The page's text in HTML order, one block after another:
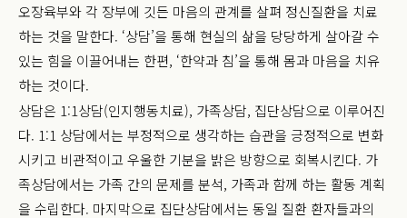
오장육부와 각 장부에 깃든 마음의 관계를 살펴 정신질환을 치료
하는 것을 말한다. ‘상담’을 통해 현실의 삶을 당당하게 살아갈 수
있는 힘을 이끌어내는 한편, ‘한약과 침’을 통해 몸과 마음을 치유
하는 것이다.
상담은 1:1상담(인지행동치료), 가족상담, 집단상담으로 이루어진
다. 1:1 상담에서는 부정적으로 생각하는 습관을 긍정적으로 변화
시키고 비관적이고 우울한 기분을 밝은 방향으로 회복시킨다. 가
족상담에서는 가족 간의 문제를 분석, 가족과 함께 하는 활동 계획
을 수립한다. 마지막으로 집단상담에서는 동일 질환 환자들과의